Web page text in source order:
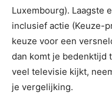
Luxembourg). Laagste
inclusief actie (Keuze-
keuze voor een
dan komt je bedenktijd
veel televisie kijkt,
je vergelijking.